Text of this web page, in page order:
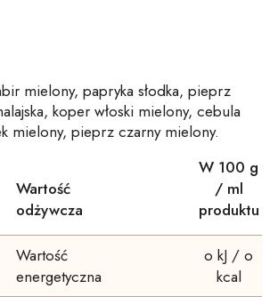
mielony, papryka słodka, pieprz
koper włoski mielony, cebula
mielony, pieprz czarny mielony.
Wartość
odżywcza
W 100 g
/ ml
produktu
Wartość
energetyczna
o kJ / o
kcal